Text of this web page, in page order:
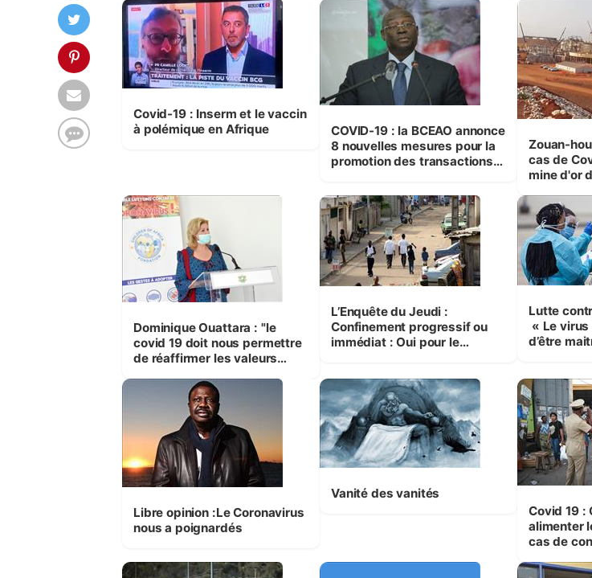
Covid-19 : Inserm et le vaccin
à polémique en Afrique
COVID-19 : la BCEAO annonce
8 nouvelles mesures pour la
promotion des transactions
Zouan-hounien :
cas de
mine d'or
Dominique Ouattara : "le
covid 19 doit nous permettre
de réaffirmer les valeurs
qui font de la Côte d’Ivoire le
pays de la vraie fraternité."
L’Enquête du Jeudi :
Confinement progressif ou
immédiat : Oui pour le
Lutte
« Le
d’être
Libre opinion :Le Coronavirus
nous a poignardés
Vanité des vanités
Covid 19 :
alimenter
cas de